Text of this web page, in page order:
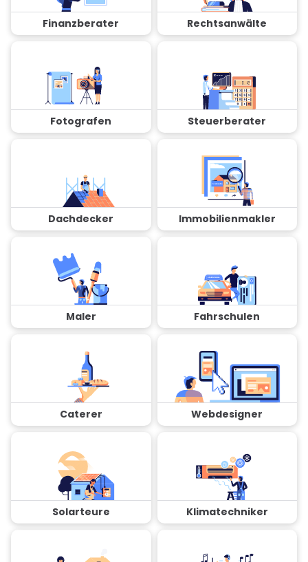
Finanzberater Rechtsanwälte
Fotografen Steuerberater
Dachdecker Immobilienmakler
Maler Fahrschulen
Caterer Webdesigner
Solarteure Klimatechniker